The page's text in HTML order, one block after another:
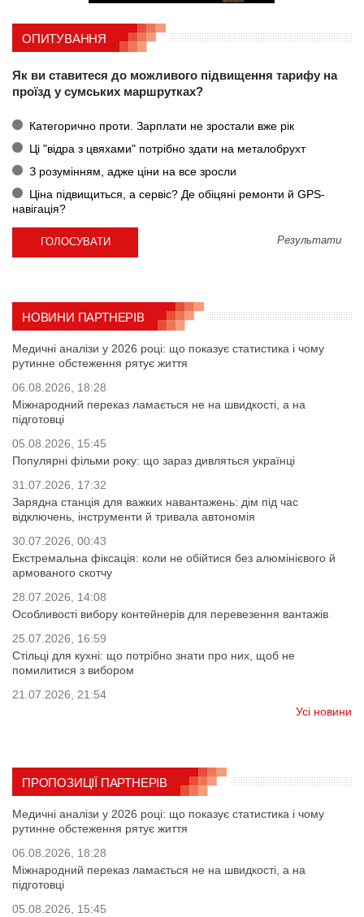
ОПИТУВАННЯ
Як ви ставитеся до можливого підвищення тарифу на
проїзд у сумських маршрутках?
Категорично проти. Зарплати не зростали вже рік
Ці "відра з цвяхами" потрібно здати на металобрухт
З розумінням, адже ціни на все зросли
Ціна підвищиться, а сервіс? Де обіцяні ремонти й GPS-
навігація?
Результати
НОВИНИ ПАРТНЕРІВ
Медичні аналізи у 2026 році: що показує статистика і чому
рутинне обстеження рятує життя
06.08.2026, 18:28
Міжнародний переказ ламається не на швидкості, а на
підготовці
05.08.2026, 15:45
Популярні фільми року: що зараз дивляться українці
31.07.2026, 17:32
Зарядна станція для важких навантажень: дім під час
відключень, інструменти й тривала автономія
30.07.2026, 00:43
Екстремальна фіксація: коли не обійтися без алюмінієвого й
армованого скотчу
28.07.2026, 14:08
Особливості вибору контейнерів для перевезення вантажів
25.07.2026, 16:59
Стільці для кухні: що потрібно знати про них, щоб не
помилитися з вибором
21.07.2026, 21:54
Усі новини
ПРОПОЗИЦІЇ ПАРТНЕРІВ
Медичні аналізи у 2026 році: що показує статистика і чому
рутинне обстеження рятує життя
06.08.2026, 18:28
Міжнародний переказ ламається не на швидкості, а на
підготовці
05.08.2026, 15:45